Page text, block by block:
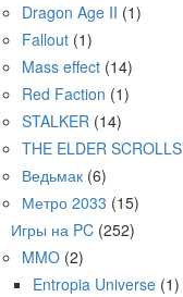
Dragon Age II (1)
Fallout (1)
Mass effect (14)
Red Faction (1)
STALKER (14)
THE ELDER SCROLLS
Ведьмак (6)
Метро 2033 (15)
Игры на PC (252)
MMO (2)
Entropia Universe (1)